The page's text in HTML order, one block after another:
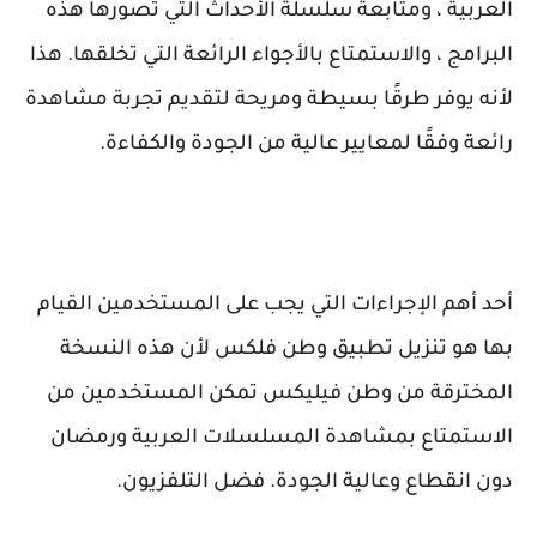
العربية ، ومتابعة سلسلة الأحداث التي تصورها هذه
البرامج ، والاستمتاع بالأجواء الرائعة التي تخلقها. هذا
لأنه يوفر طرقًا بسيطة ومريحة لتقديم تجربة مشاهدة
رائعة وفقًا لمعايير عالية من الجودة والكفاءة.
أحد أهم الإجراءات التي يجب على المستخدمين القيام
بها هو تنزيل تطبيق وطن فلكس لأن هذه النسخة
المخترقة من وطن فيليكس تمكن المستخدمين من
الاستمتاع بمشاهدة المسلسلات العربية ورمضان
دون انقطاع وعالية الجودة. فضل التلفزيون.